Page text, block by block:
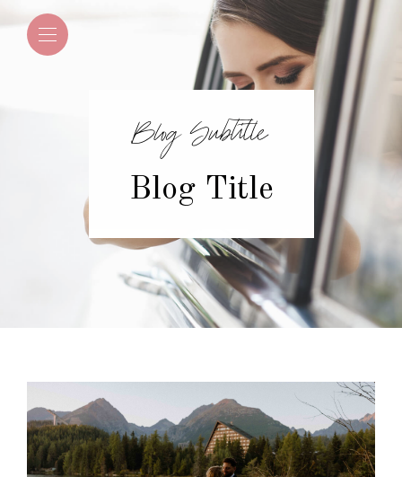
Blog Subtitle
Blog Title